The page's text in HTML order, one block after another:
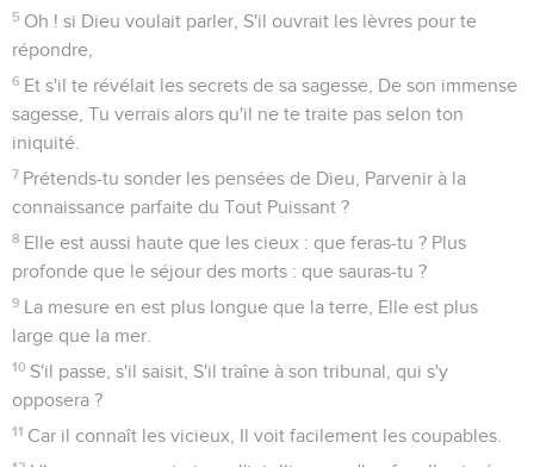
5 Oh ! si Dieu voulait parler, S'il ouvrait les lèvres pour te
répondre,
6 Et s'il te révélait les secrets de sa sagesse, De son immense
sagesse, Tu verrais alors qu'il ne te traite pas selon ton
iniquité.
7 Prétends-tu sonder les pensées de Dieu, Parvenir à la
connaissance parfaite du Tout Puissant ?
8 Elle est aussi haute que les cieux : que feras-tu ? Plus
profonde que le séjour des morts : que sauras-tu ?
9 La mesure en est plus longue que la terre, Elle est plus
large que la mer.
10 S'il passe, s'il saisit, S'il traîne à son tribunal, qui s'y
opposera ?
11 Car il connaît les vicieux, Il voit facilement les coupables.